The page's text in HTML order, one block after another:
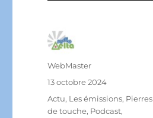
Auteur
WebMaster
Publié
13 octobre 2024
Catégories
Actu, Les émissions, Pierres
de touche, Podcast,